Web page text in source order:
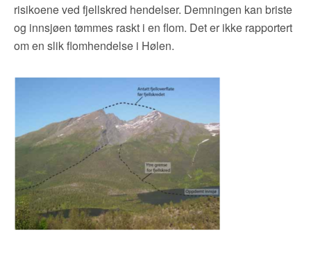
risikoene ved fjellskred hendelser. Demningen kan briste
og innsjøen tømmes raskt i en flom. Det er ikke rapportert
om en slik flomhendelse i Hølen.